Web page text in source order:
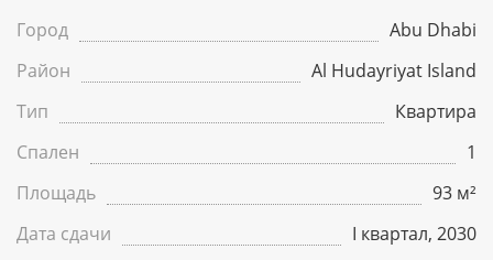
Город
Abu Dhabi
Район
Al Hudayriyat Island
Тип
Квартира
Спален
1
Площадь
93 м²
Дата сдачи
I квартал, 2030